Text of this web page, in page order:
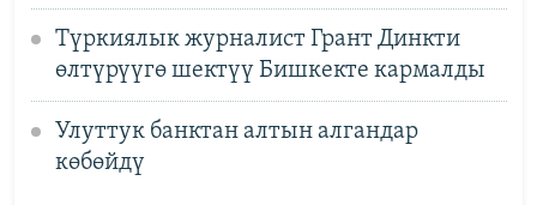
Түркиялык журналист Грант Динкти
өлтүрүүгө шектүү Бишкекте кармалды
Улуттук банктан алтын алгандар
көбөйдү